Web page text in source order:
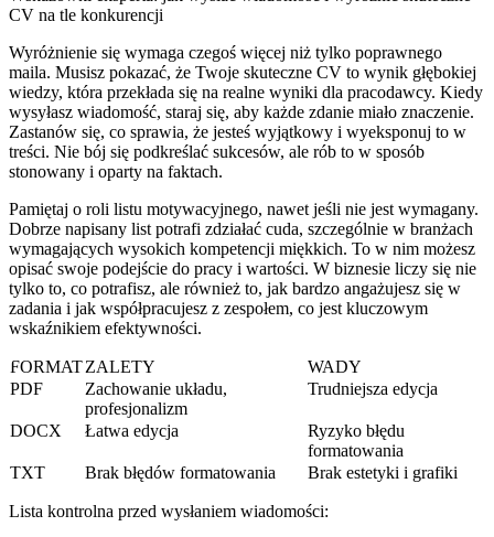
CV na tle konkurencji
Wyróżnienie się wymaga czegoś więcej niż tylko poprawnego
maila. Musisz pokazać, że Twoje skuteczne CV to wynik głębokiej
wiedzy, która przekłada się na realne wyniki dla pracodawcy. Kiedy
wysyłasz wiadomość, staraj się, aby każde zdanie miało znaczenie.
Zastanów się, co sprawia, że jesteś wyjątkowy i wyeksponuj to w
treści. Nie bój się podkreślać sukcesów, ale rób to w sposób
stonowany i oparty na faktach.
Pamiętaj o roli listu motywacyjnego, nawet jeśli nie jest wymagany.
Dobrze napisany list potrafi zdziałać cuda, szczególnie w branżach
wymagających wysokich kompetencji miękkich. To w nim możesz
opisać swoje podejście do pracy i wartości. W biznesie liczy się nie
tylko to, co potrafisz, ale również to, jak bardzo angażujesz się w
zadania i jak współpracujesz z zespołem, co jest kluczowym
wskaźnikiem efektywności.
FORMATZALETY
WADY
PDF
Zachowanie układu,
profesjonalizm
Trudniejsza edycja
DOCX Łatwa edycja
Ryzyko błędu
formatowania
TXT
Brak błędów formatowania Brak estetyki i grafiki
Lista kontrolna przed wysłaniem wiadomości: